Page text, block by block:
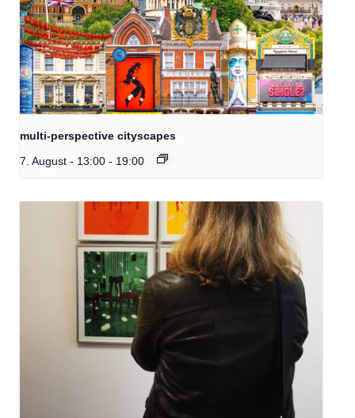
multi-perspective cityscapes
7. August - 13:00 - 19:00